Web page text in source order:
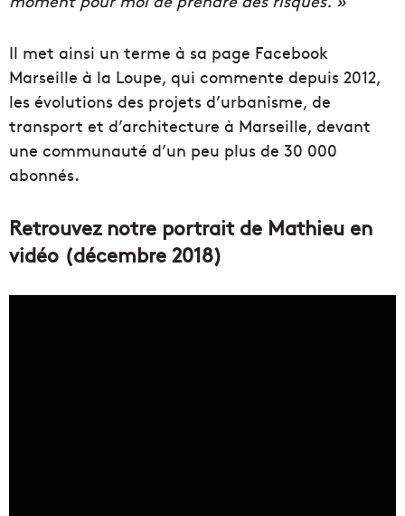
Il met ainsi un terme à sa page Facebook
Marseille à la Loupe, qui commente depuis 2012,
les évolutions des projets d’urbanisme, de
transport et d’architecture à Marseille, devant
une communauté d’un peu plus de 30 000
abonnés.
Retrouvez notre portrait de Mathieu en
vidéo (décembre 2018)